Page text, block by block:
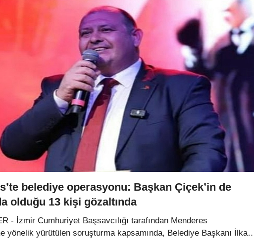
belediye operasyonu: Başkan Çiçek’in de
olduğu 13 kişi gözaltında
- İzmir Cumhuriyet Başsavcılığı tarafından Menderes
yönelik yürütülen soruşturma kapsamında, Belediye Başkanı İlkay